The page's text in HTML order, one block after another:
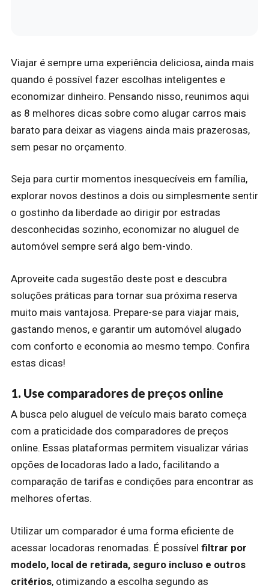
Viajar é sempre uma experiência deliciosa, ainda mais
quando é possível fazer escolhas inteligentes e
economizar dinheiro. Pensando nisso, reunimos aqui
as 8 melhores dicas sobre como alugar carros mais
barato para deixar as viagens ainda mais prazerosas,
sem pesar no orçamento.
Seja para curtir momentos inesquecíveis em família,
explorar novos destinos a dois ou simplesmente sentir
o gostinho da liberdade ao dirigir por estradas
desconhecidas sozinho, economizar no aluguel de
automóvel sempre será algo bem-vindo.
Aproveite cada sugestão deste post e descubra
soluções práticas para tornar sua próxima reserva
muito mais vantajosa. Prepare-se para viajar mais,
gastando menos, e garantir um automóvel alugado
com conforto e economia ao mesmo tempo. Confira
estas dicas!
1. Use comparadores de preços online
A busca pelo aluguel de veículo mais barato começa
com a praticidade dos comparadores de preços
online. Essas plataformas permitem visualizar várias
opções de locadoras lado a lado, facilitando a
comparação de tarifas e condições para encontrar as
melhores ofertas.
Utilizar um comparador é uma forma eficiente de
acessar locadoras renomadas. É possível filtrar por
modelo, local de retirada, seguro incluso e outros
critérios, otimizando a escolha segundo as